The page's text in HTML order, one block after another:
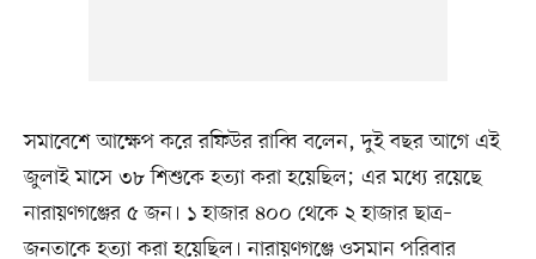
সমাবেশে আক্ষেপ করে রফিউর রাব্বি বলেন, দুই বছর আগে এই
জুলাই মাসে ৩৮ শিশুকে হত্যা করা হয়েছিল; এর মধ্যে রয়েছে
নারায়ণগঞ্জের ৫ জন। ১ হাজার ৪০০ থেকে ২ হাজার ছাত্র–
জনতাকে হত্যা করা হয়েছিল। নারায়ণগঞ্জে ওসমান পরিবার